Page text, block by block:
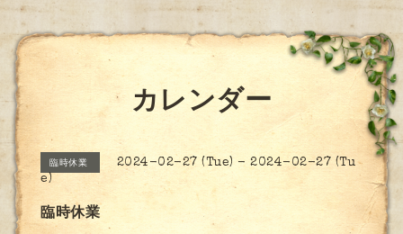
カレンダー
臨時休業
2024-02-27 (Tue) - 2024-02-27 (Tu
e)
臨時休業